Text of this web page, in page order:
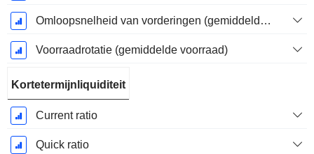
Omloopsnelheid van vorderingen (gemiddelde vorderingen)
Voorraadrotatie (gemiddelde voorraad)
Kortetermijnliquiditeit
Current ratio
Quick ratio